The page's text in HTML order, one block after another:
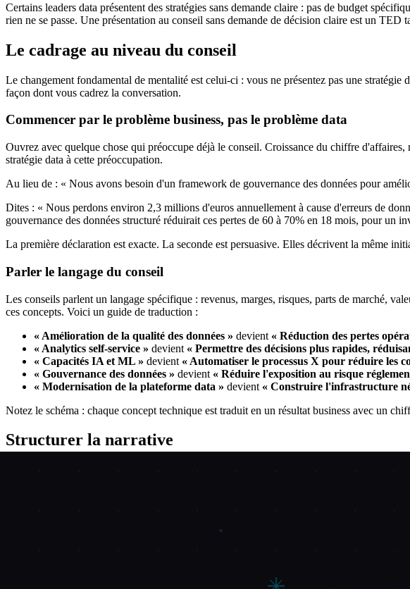
Certains leaders data présentent des stratégies sans demande claire : pas de budget
rien ne se passe. Une présentation au conseil sans demande de décision claire est un TED
Le cadrage au niveau du conseil
Le changement fondamental de mentalité est celui-ci : vous ne présentez pas une stratégie
façon dont vous cadrez la conversation.
Commencer par le problème business, pas le problème data
Ouvrez avec quelque chose qui préoccupe déjà le conseil. Croissance du chiffre
stratégie data à cette préoccupation.
Au lieu de : « Nous avons besoin d'un framework de gouvernance des données pour
Dites : « Nous perdons environ 2,3 millions d'euros annuellement à cause d'erreurs de
gouvernance des données structuré réduirait ces pertes de 60 à 70% en 18 mois, pour un
La première déclaration est exacte. La seconde est persuasive. Elles décrivent la même
Parler le langage du conseil
Les conseils parlent un langage spécifique : revenus, marges, risques, parts de marché,
ces concepts. Voici un guide de traduction :
« Amélioration de la qualité des données » devient « Réduction des pertes
« Analytics self-service » devient « Permettre des décisions plus rapides,
« Capacités IA et ML » devient « Automatiser le processus X pour réduire les
« Gouvernance des données » devient « Réduire l'exposition au risque
« Modernisation de la plateforme data » devient « Construire l'infrastructure
Notez le schéma : chaque concept technique est traduit en un résultat business avec un
Structurer la narrative
Présentez votre état actuel avec des preuves, pas des opinions. C'est là que votre